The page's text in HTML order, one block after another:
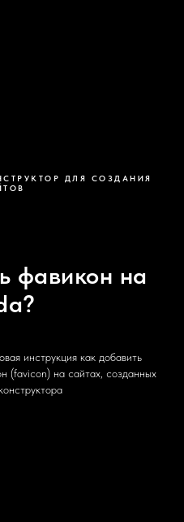
ДЛЯ СОЗДАНИЯ
фавикон на
инструкция как добавить
(favicon) на сайтах, созданных